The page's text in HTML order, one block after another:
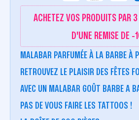
ACHETEZ VOS PRODUITS PAR
D'UNE REMISE DE -
MALABAR PARFUMÉE À LA BARBE À
RETROUVEZ LE PLAISIR DES FÊTES
AVEC UN MALABAR GOÛT BARBE A
PAS DE VOUS FAIRE LES TATTOOS !